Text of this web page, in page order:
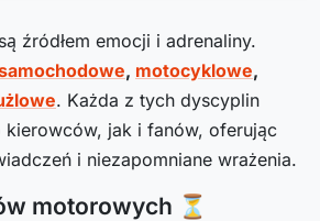
są źródłem emocji i adrenaliny.
, motocyklowe,
. Każda z tych dyscyplin
jak i fanów, oferując
i niezapomniane wrażenia.
motorowych ⏳